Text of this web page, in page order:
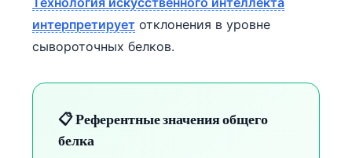
интерпретирует отклонения в уровне
сывороточных белков.
📋 Референтные значения общего
белка